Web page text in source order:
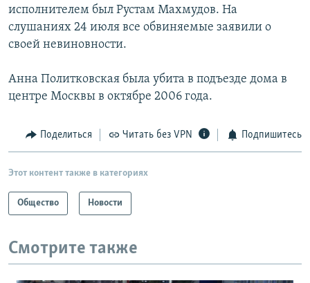
исполнителем был Рустам Махмудов. На
слушаниях 24 июля все обвиняемые заявили о
своей невиновности.
Анна Политковская была убита в подъезде дома в
центре Москвы в октябре 2006 года.
Поделиться Читать без VPN Подпишитесь
Этот контент также в категориях
Общество Новости
Смотрите также